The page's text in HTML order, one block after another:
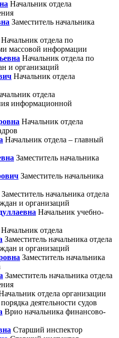
Начальник отдела
Заместитель начальника
Начальник отдела по
массовой информации
Начальник отдела по
и организаций
Начальник отдела
отдела
информационной
Начальник отдела
Начальник отдела – главный
Заместитель начальника
Заместитель начальника
Заместитель начальника отдела
и организаций
Начальник учебно-
Начальник отдела
Заместитель начальника отдела
и организаций
Заместитель начальника
Заместитель начальника отдела
отдела организации
деятельности судов
Врио начальника финансово-
Старший инспектор